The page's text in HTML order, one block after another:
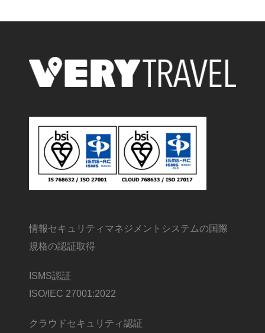
情報セキュリティマネジメントシステムの国際
規格の認証取得
ISMS認証
ISO/IEC 27001:2022
クラウドセキュリティ認証